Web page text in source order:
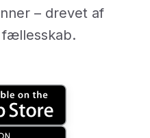
– drevet af
fællesskab.